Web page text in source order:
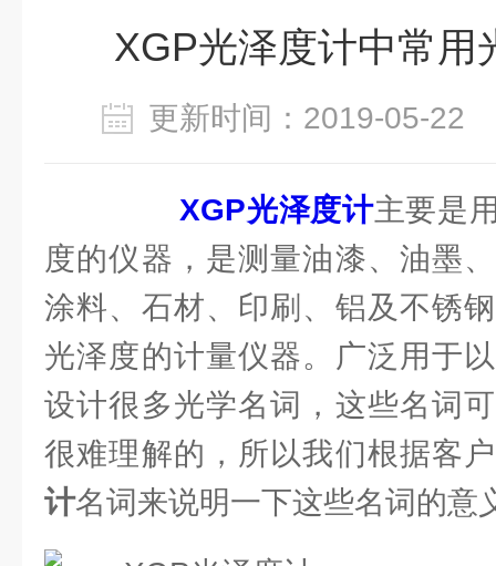
XGP光泽度计中常用
更新时间：2019-05-
XGP光泽度计主要是
度的仪器，是测量油漆、油墨
涂料、石材、印刷、铝及不锈
光泽度的计量仪器。广泛用于
设计很多光学名词，这些名词
很难理解的，所以我们根据客
计名词来说明一下这些名词的意